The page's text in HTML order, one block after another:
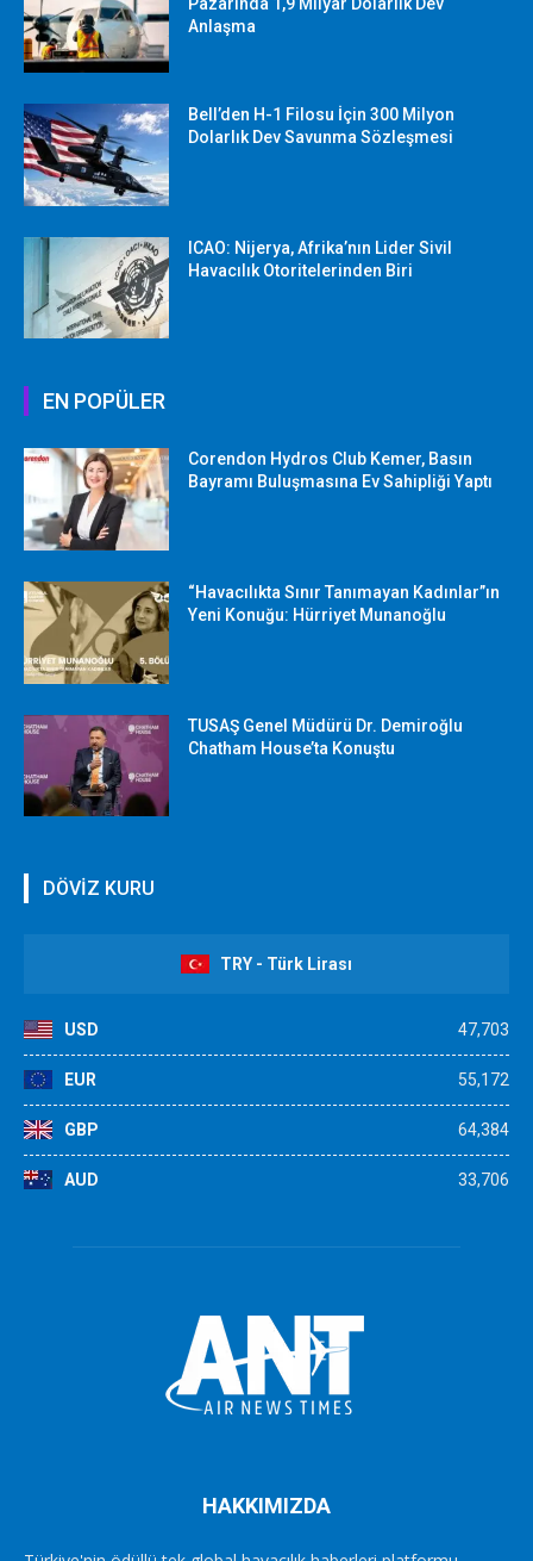
Pazarında 1,9 Milyar Dolarlık Dev
Anlaşma
Bell’den H-1 Filosu İçin 300 Milyon
Dolarlık Dev Savunma Sözleşmesi
ICAO: Nijerya, Afrika’nın Lider Sivil
Havacılık Otoritelerinden Biri
EN POPÜLER
Corendon Hydros Club Kemer, Basın
Bayramı Buluşmasına Ev Sahipliği Yaptı
“Havacılıkta Sınır Tanımayan Kadınlar”ın
Yeni Konuğu: Hürriyet Munanoğlu
TUSAŞ Genel Müdürü Dr. Demiroğlu
Chatham House’ta Konuştu
DÖVİZ KURU
TRY - Türk Lirası
USD 47,703
EUR 55,172
GBP 64,384
AUD 33,706
HAKKIMIZDA